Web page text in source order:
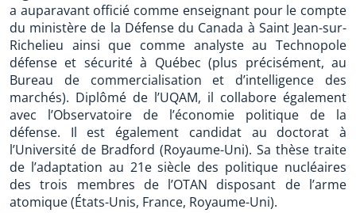
a auparavant officié comme enseignant pour le compte
du ministère de la Défense du Canada à Saint Jean-sur-
Richelieu ainsi que comme analyste au Technopole
défense et sécurité à Québec (plus précisément, au
Bureau de commercialisation et d’intelligence des
marchés). Diplômé de l’UQAM, il collabore également
avec l’Observatoire de l’économie politique de la
défense. Il est également candidat au doctorat à
l’Université de Bradford (Royaume-Uni). Sa thèse traite
de l’adaptation au 21e siècle des politique nucléaires
des trois membres de l’OTAN disposant de l’arme
atomique (États-Unis, France, Royaume-Uni).